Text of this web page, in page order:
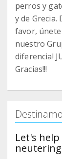
perros y
y de Grecia.
favor,
nuestro
diferencia!
Gracias!!!
Let's